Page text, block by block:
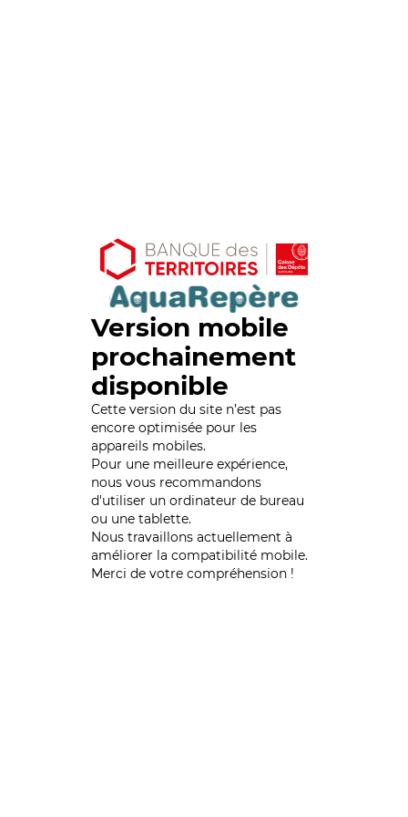
Version mobile
prochainement
disponible
Cette version du site n’est pas
encore optimisée pour les
appareils mobiles.
Pour une meilleure expérience,
nous vous recommandons
d'utiliser un ordinateur de bureau
ou une tablette.
Nous travaillons actuellement à
améliorer la compatibilité mobile.
Merci de votre compréhension !